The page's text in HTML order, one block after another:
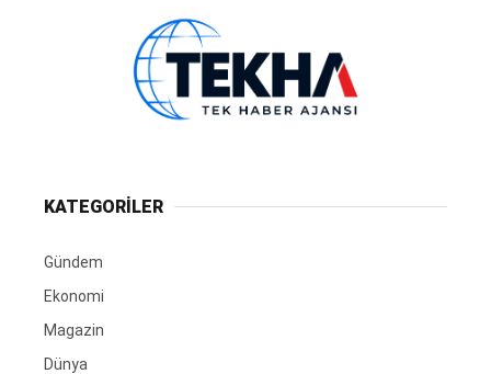
KATEGORİLER
Gündem
Ekonomi
Magazin
Dünya